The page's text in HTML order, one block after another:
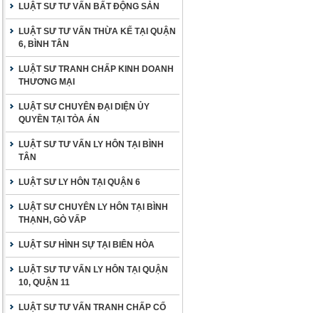
LUẬT SƯ TƯ VẤN BẤT ĐỘNG SẢN
LUẬT SƯ TƯ VẤN THỪA KẾ TẠI QUẬN
6, BÌNH TÂN
LUẬT SƯ TRANH CHẤP KINH DOANH
THƯƠNG MẠI
LUẬT SƯ CHUYÊN ĐẠI DIỆN ỦY
QUYỀN TẠI TÒA ÁN
LUẬT SƯ TƯ VẤN LY HÔN TẠI BÌNH
TÂN
LUẬT SƯ LY HÔN TẠI QUẬN 6
LUẬT SƯ CHUYÊN LY HÔN TẠI BÌNH
THẠNH, GÒ VẤP
LUẬT SƯ HÌNH SỰ TẠI BIÊN HÒA
LUẬT SƯ TƯ VẤN LY HÔN TẠI QUẬN
10, QUẬN 11
LUẬT SƯ TƯ VẤN TRANH CHẤP CỐ